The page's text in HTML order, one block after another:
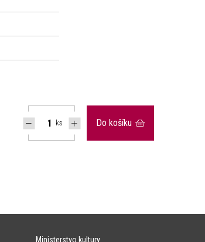
ks Do košíku
Ministerstvo kultury